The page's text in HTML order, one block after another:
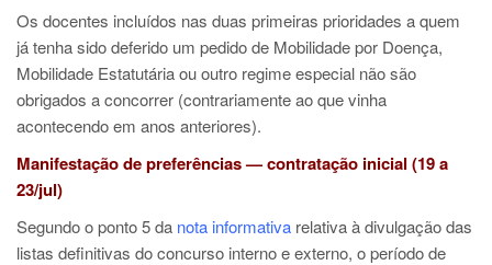
Os docentes incluídos nas duas primeiras prioridades a quem
já tenha sido deferido um pedido de Mobilidade por Doença,
Mobilidade Estatutária ou outro regime especial não são
obrigados a concorrer (contrariamente ao que vinha
acontecendo em anos anteriores).
Manifestação de preferências — contratação inicial (19 a
23/jul)
Segundo o ponto 5 da nota informativa relativa à divulgação das
listas definitivas do concurso interno e externo, o período de